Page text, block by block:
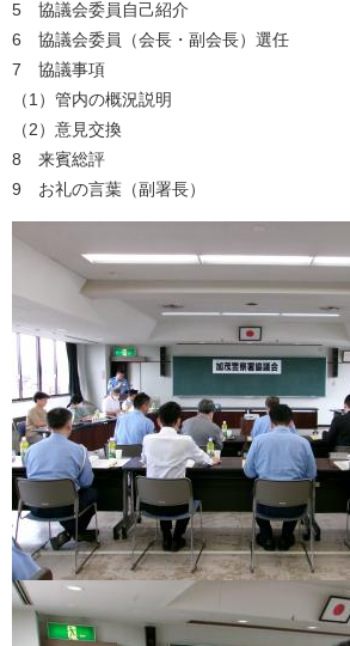
5 協議会委員自己紹介
6 協議会委員（会長・副会長）選任
7 協議事項
（1）管内の概況説明
（2）意見交換
8 来賓総評
9 お礼の言葉（副署長）